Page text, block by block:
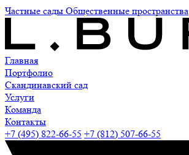
Частные сады Общественные пространства
Главная
Портфолио
Скандинавский сад
Услуги
Команда
Контакты
+7 (495) 822-66-55 +7 (812) 507-66-55